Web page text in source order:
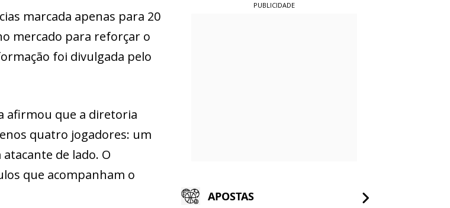
marcada apenas para 20
mercado para reforçar o
foi divulgada pelo
afirmou que a diretoria
quatro jogadores: um
de lado. O
que acompanham o
PUBLICIDADE
APOSTAS